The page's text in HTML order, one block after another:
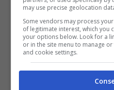
may use precise geolocation
Some vendors may process
of legitimate interest, which you
your options below. Look for a
or in the site menu to manage
and cookie settings.